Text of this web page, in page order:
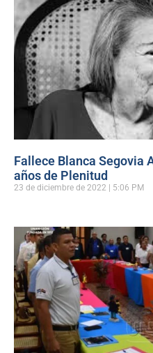
Fallece Blanca Segovia
años de Plenitud
23 de diciembre de 2022 5:06 PM